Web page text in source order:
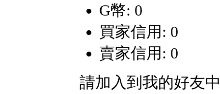
G幣: 0
買家信用: 0
賣家信用: 0
請加入到我的好友